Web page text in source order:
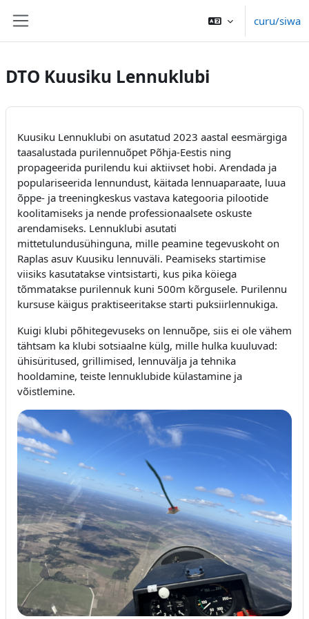
curu/siwa
DTO Kuusiku Lennuklubi
Kuusiku Lennuklubi on asutatud 2023 aastal eesmärgiga
taasalustada purilennuõpet Põhja-Eestis ning
propageerida purilendu kui aktiivset hobi. Arendada ja
populariseerida lennundust, käitada lennuaparaate, luua
õppe- ja treeningkeskus vastava kategooria pilootide
koolitamiseks ja nende professionaalsete oskuste
arendamiseks. Lennuklubi asutati
mittetulundusühinguna, mille peamine tegevuskoht on
Raplas asuv Kuusiku lennuväli. Peamiseks startimise
viisiks kasutatakse vintsistarti, kus pika köiega
tõmmatakse purilennuk kuni 500m kõrgusele. Purilennu
kursuse käigus praktiseeritakse starti puksiirlennukiga.
Kuigi klubi põhitegevuseks on lennuõpe, siis ei ole vähem
tähtsam ka klubi sotsiaalne külg, mille hulka kuuluvad:
ühisüritused, grillimised, lennuvälja ja tehnika
hooldamine, teiste lennuklubide külastamine ja
võistlemine.